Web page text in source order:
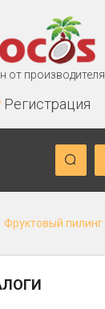
от производителя
Регистрация
Фруктовый пилинг